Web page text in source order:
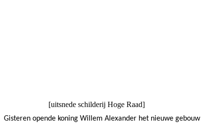
[uitsnede schilderij Hoge Raad]
Gisteren opende koning Willem Alexander het nieuwe gebouw